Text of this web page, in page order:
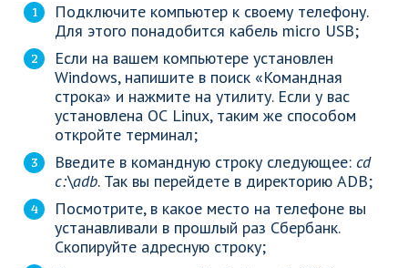
Подключите компьютер к своему телефону.
Для этого понадобится кабель micro USB;
Если на вашем компьютере установлен
Windows, напишите в поиск «Командная
строка» и нажмите на утилиту. Если у вас
установлена ОС Linux, таким же способом
откройте терминал;
Введите в командную строку следующее: cd
c:\adb. Так вы перейдете в директорию ADB;
Посмотрите, в какое место на телефоне вы
устанавливали в прошлый раз Сбербанк.
Скопируйте адресную строку;